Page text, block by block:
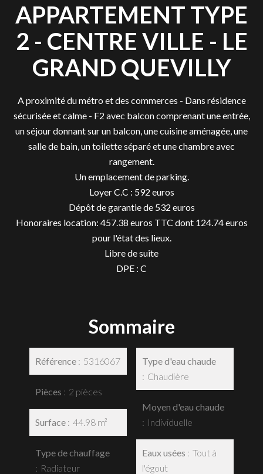
APPARTEMENT TYPE
2 - CENTRE VILLE - LE
GRAND QUEVILLY
A proximité du métro et des commerces - Dans résidence
sécurisée et calme - F2 avec balcon comprenant une entrée,
un séjour donnant sur un balcon, une cuisine aménagée, une
salle de bain, un toilette séparé et une chambre avec
rangement.
Un emplacement de parking.
Loyer C.C : 592 euros
Dépôt de garantie de 532 euros
Honoraires location: 457.38 euros TTC dont 124.74 euros
pour l'état des lieux.
Libre de suite
DPE : C
Sommaire
Référence 5316067
Pièces 2 pièces
Surface 44.98 m²
Type de chauffage
Radiateur
Type d'eau chaude
Chaudière
Moyen d'eau chaude
Individuelle
Eaux usées
Tout à
l'égout